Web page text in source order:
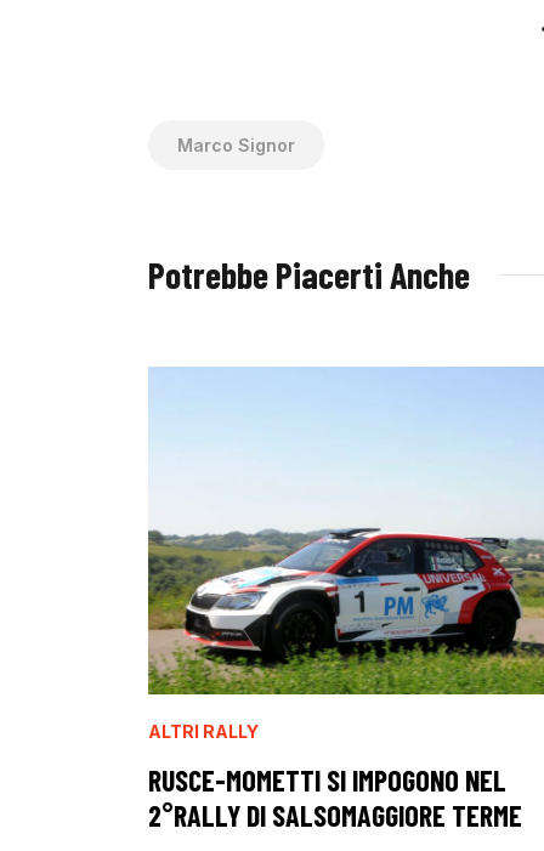
Marco Signor
Potrebbe Piacerti Anche
ALTRI RALLY
RUSCE-MOMETTI SI IMPOGONO NEL
2°RALLY DI SALSOMAGGIORE TERME